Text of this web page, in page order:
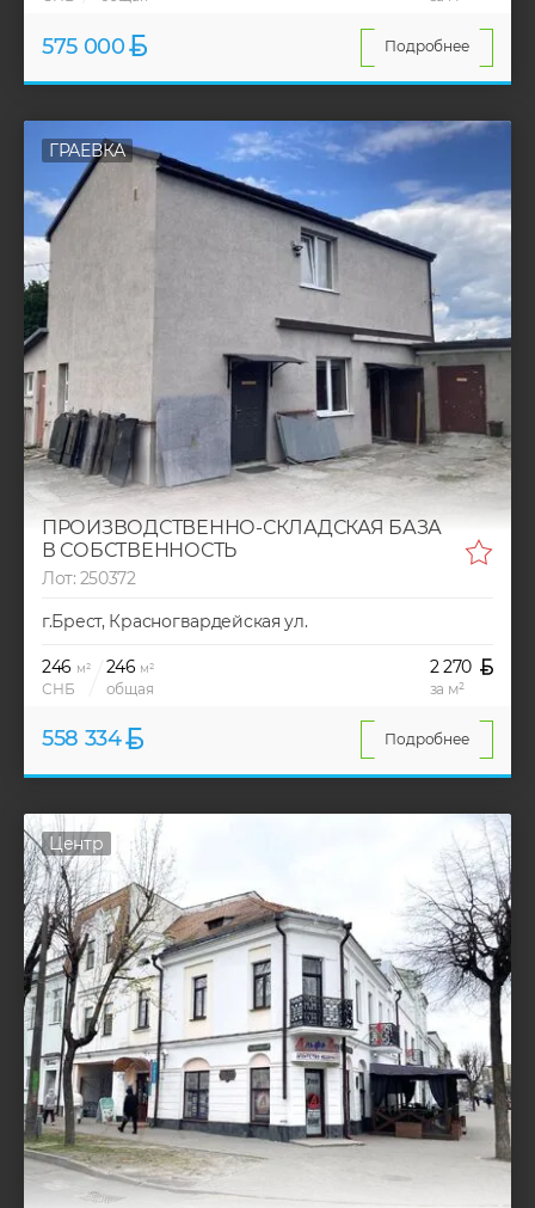
575 000 Подробнее
ГРАЕВКА
ПРОИЗВОДСТВЕННО-СКЛАДСКАЯ БАЗА
В СОБСТВЕННОСТЬ
Лот: 250372
г.Брест, Красногвардейская ул.
246 м²
СНБ
246 м²
общая
2 270
за м²
558 334 Подробнее
Центр